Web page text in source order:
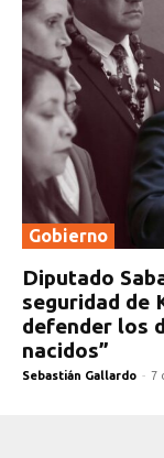
Gobierno
Diputado
seguridad de
defender los
nacidos”
Sebastián Gallardo - 7